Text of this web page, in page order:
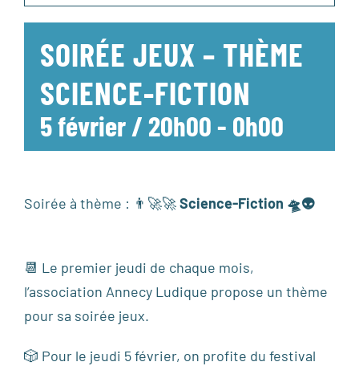
SOIRÉE JEUX – THÈME
SCIENCE-FICTION
5 février / 20h00- 0h00
Soirée à thème : 👨‍🚀🚀Science-Fiction 🛸👽
📆 Le premier jeudi de chaque mois,
l’association Annecy Ludique propose un thème
pour sa soirée jeux.
🎲 Pour le jeudi 5 février, on profite du festival